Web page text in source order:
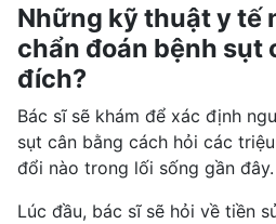
Những kỹ thuật y tế
chẩn đoán bệnh sụt
đích?
Bác sĩ sẽ khám để xác định
sụt cân bằng cách hỏi các
đổi nào trong lối sống gần đây.
Lúc đầu, bác sĩ sẽ hỏi về tiền